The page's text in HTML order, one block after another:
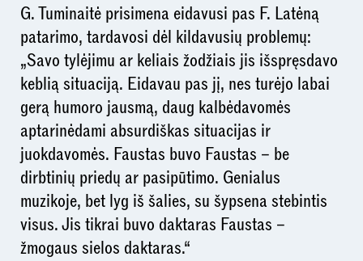
G. Tuminaitė prisimena eidavusi pas F. Latėną
patarimo, tardavosi dėl kildavusių problemų:
„Savo tylėjimu ar keliais žodžiais jis išspręsdavo
keblią situaciją. Eidavau pas jį, nes turėjo labai
gerą humoro jausmą, daug kalbėdavomės
aptarinėdami absurdiškas situacijas ir
juokdavomės. Faustas buvo Faustas – be
dirbtinių priedų ar pasipūtimo. Genialus
muzikoje, bet lyg iš šalies, su šypsena stebintis
visus. Jis tikrai buvo daktaras Faustas –
žmogaus sielos daktaras.“